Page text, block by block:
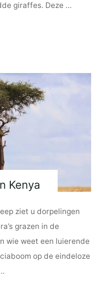
giraffes. Deze …
Kenya
ziet u dorpelingen
grazen in de
wie weet een luierende
op de eindeloze